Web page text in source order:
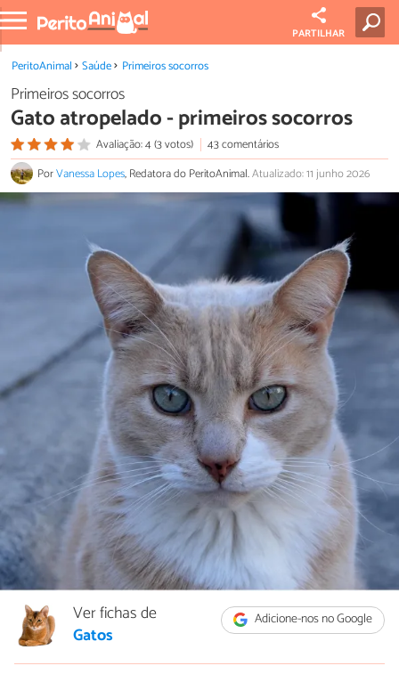
PARTILHAR
PeritoAnimal Saúde Primeiros socorros
Primeiros socorros
Gato atropelado - primeiros socorros
Avaliação: 4 (3 votos)
43 comentários
PorVanessa Lopes, Redatora do PeritoAnimal.Atualizado: 11 junho 2026
Adicione-nos no Google
Ver fichas de
Gatos